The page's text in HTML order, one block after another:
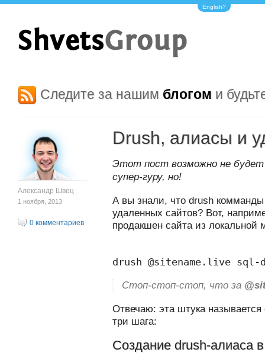
English?
Следите за нашим блогом и
Александр Швец
1 ноября, 2013
0 комментариев
Drush, алиасы и
Этот пост возможно не будет
супер-гуру, но!
А вы знали, что drush
удаленных сайтов? Вот,
продакшен сайта из
drush @sitename.live sql-
Стоп-стоп-стоп, что за
Отвечаю: эта штука
три шага:
Создание drush-алиаса